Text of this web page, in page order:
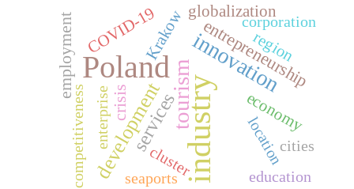
industry
Polandtourisminnovation
development
services
employment
crisis
entrepreneurship
Krakow
COVID-19
economy
region
globalization
location
enterprise
competitiveness cluster
corporation
seaports education
cities